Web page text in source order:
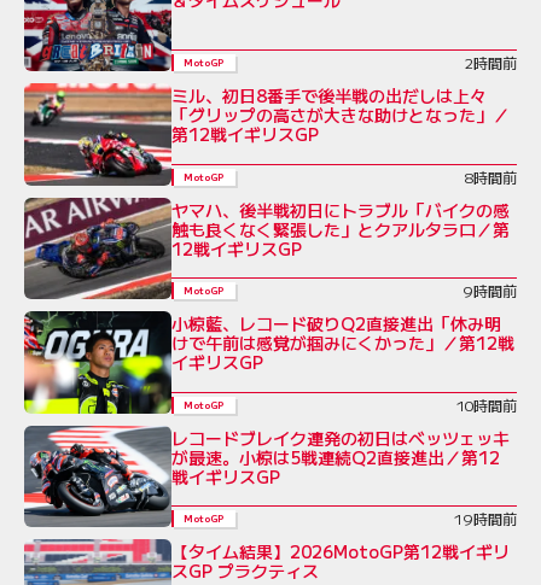
MotoGP 2時間前
ミル、初日8番手で後半戦の出だしは上々
「グリップの高さが大きな助けとなった」／
第12戦イギリスGP
MotoGP 8時間前
ヤマハ、後半戦初日にトラブル「バイクの感
触も良くなく緊張した」とクアルタラロ／第
12戦イギリスGP
MotoGP 9時間前
小椋藍、レコード破りQ2直接進出「休み明
けで午前は感覚が掴みにくかった」／第12戦
イギリスGP
MotoGP 10時間前
レコードブレイク連発の初日はベッツェッキ
が最速。小椋は5戦連続Q2直接進出／第12
戦イギリスGP
MotoGP 19時間前
【タイム結果】2026MotoGP第12戦イギリ
スGP プラクティス